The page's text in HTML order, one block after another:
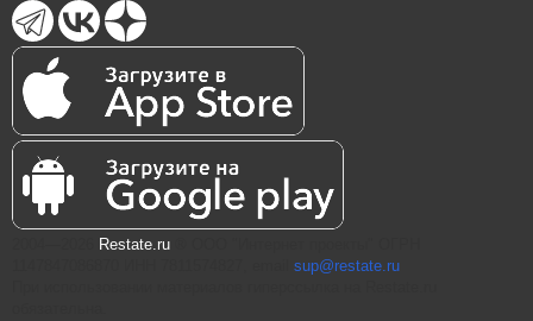
Restate.ru
sup@restate.ru